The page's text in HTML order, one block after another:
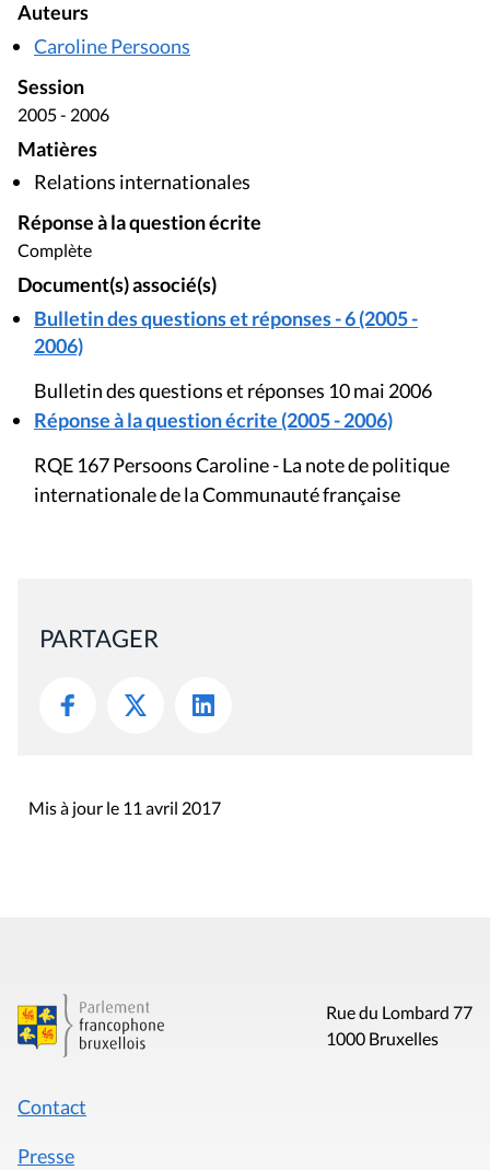
Auteurs
Caroline Persoons
Session
2005 - 2006
Matières
Relations internationales
Réponse à la question écrite
Complète
Document(s) associé(s)
Bulletin des questions et réponses - 6 (2005 -
2006)
Bulletin des questions et réponses 10 mai 2006
Réponse à la question écrite (2005 - 2006)
RQE 167 Persoons Caroline - La note de politique
internationale de la Communauté française
PARTAGER
Mis à jour le 11 avril 2017
Rue du Lombard 77
1000 Bruxelles
Contact
Presse